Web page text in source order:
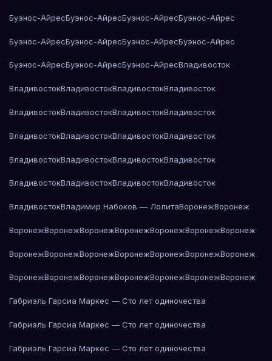
Буэнос-АйресБуэнос-АйресБуэнос-АйресБуэнос-Айрес
Буэнос-АйресБуэнос-АйресБуэнос-АйресБуэнос-Айрес
Буэнос-АйресБуэнос-АйресБуэнос-АйресВладивосток
ВладивостокВладивостокВладивостокВладивосток
ВладивостокВладивостокВладивостокВладивосток
ВладивостокВладивостокВладивостокВладивосток
ВладивостокВладивостокВладивостокВладивосток
ВладивостокВладивостокВладивостокВладивосток
ВладивостокВладимир Набоков — ЛолитаВоронежВоронеж
ВоронежВоронежВоронежВоронежВоронежВоронежВоронеж
ВоронежВоронежВоронежВоронежВоронежВоронежВоронеж
ВоронежВоронежВоронежВоронежВоронежВоронежВоронеж
Габриэль Гарсиа Маркес — Сто лет одиночества
Габриэль Гарсиа Маркес — Сто лет одиночества
Габриэль Гарсиа Маркес — Сто лет одиночества